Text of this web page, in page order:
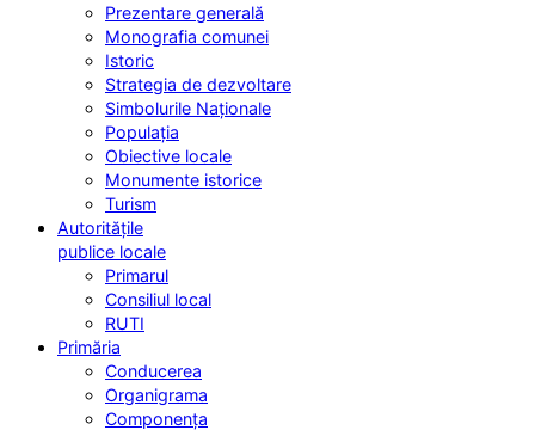
Prezentare generală
Monografia comunei
Istoric
Strategia de dezvoltare
Simbolurile Naționale
Populația
Obiective locale
Monumente istorice
Turism
Autoritățile
publice locale
Primarul
Consiliul local
RUTI
Primăria
Conducerea
Organigrama
Componența